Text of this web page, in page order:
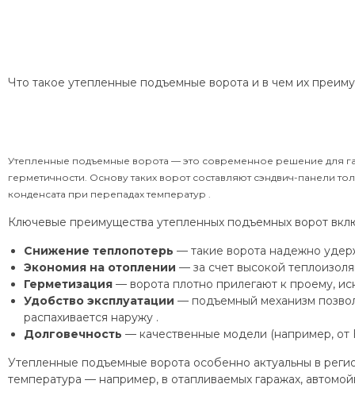
Что такое утепленные подъемные ворота и в чем их
Утепленные подъемные ворота — это современное решение для
герметичности. Основу таких ворот составляют сэндвич-
конденсата при перепадах температур .
Ключевые преимущества утепленных подъемных ворот
Снижение теплопотерь — такие ворота надежно
Экономия на отоплении — за счет высокой
Герметизация — ворота плотно прилегают к проему,
Удобство эксплуатации — подъемный механизм
распахивается наружу .
Долговечность — качественные модели (например,
Утепленные подъемные ворота особенно актуальны в
температура — например, в отапливаемых гаражах,